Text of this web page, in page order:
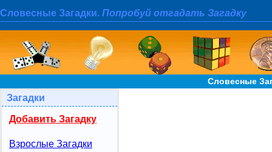
Словесные Загадки. Попробуй отгадать Загадку
Словесные
Загадки
Добавить Загадку
Взрослые Загадки